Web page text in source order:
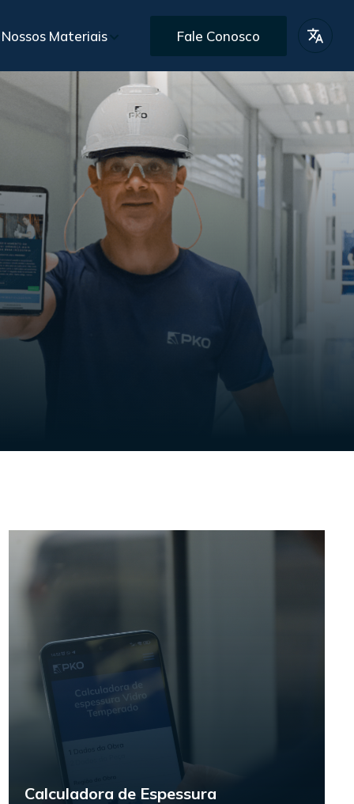
personalizado
Pós-Vendas
Assistência e garantia pós-entrega
de Projetos
Gratuitos
BR
EN
ES
Nossos Materiais Fale Conosco
Calculadora de Espessura